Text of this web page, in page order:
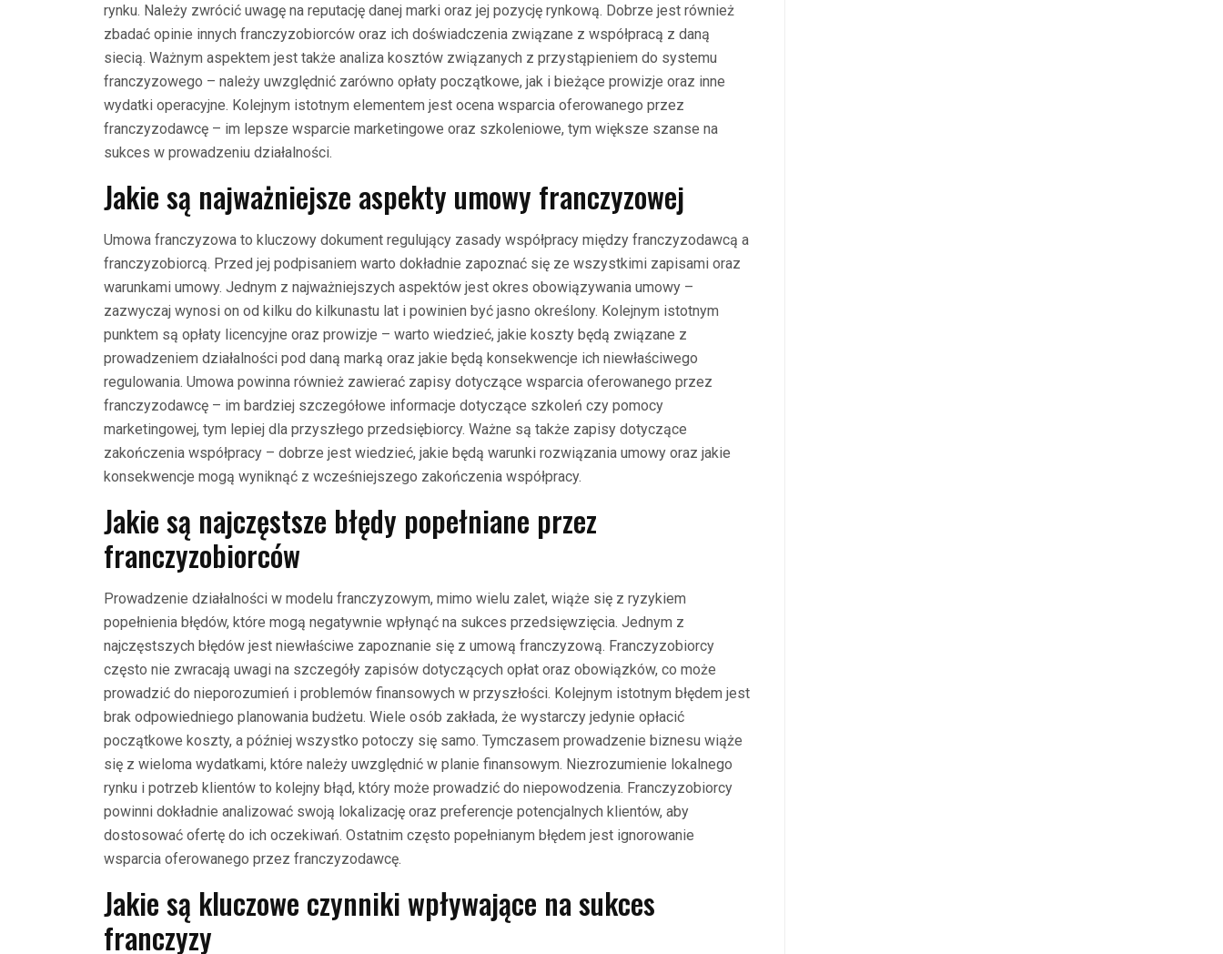
rynku. Należy zwrócić uwagę na reputację danej marki oraz jej pozycję rynkową. Dobrze jest również
zbadać opinie innych franczyzobiorców oraz ich doświadczenia związane z współpracą z daną
siecią. Ważnym aspektem jest także analiza kosztów związanych z przystąpieniem do systemu
franczyzowego – należy uwzględnić zarówno opłaty początkowe, jak i bieżące prowizje oraz inne
wydatki operacyjne. Kolejnym istotnym elementem jest ocena wsparcia oferowanego przez
franczyzodawcę – im lepsze wsparcie marketingowe oraz szkoleniowe, tym większe szanse na
sukces w prowadzeniu działalności.
Jakie są najważniejsze aspekty umowy franczyzowej
Umowa franczyzowa to kluczowy dokument regulujący zasady współpracy między franczyzodawcą a
franczyzobiorcą. Przed jej podpisaniem warto dokładnie zapoznać się ze wszystkimi zapisami oraz
warunkami umowy. Jednym z najważniejszych aspektów jest okres obowiązywania umowy –
zazwyczaj wynosi on od kilku do kilkunastu lat i powinien być jasno określony. Kolejnym istotnym
punktem są opłaty licencyjne oraz prowizje – warto wiedzieć, jakie koszty będą związane z
prowadzeniem działalności pod daną marką oraz jakie będą konsekwencje ich niewłaściwego
regulowania. Umowa powinna również zawierać zapisy dotyczące wsparcia oferowanego przez
franczyzodawcę – im bardziej szczegółowe informacje dotyczące szkoleń czy pomocy
marketingowej, tym lepiej dla przyszłego przedsiębiorcy. Ważne są także zapisy dotyczące
zakończenia współpracy – dobrze jest wiedzieć, jakie będą warunki rozwiązania umowy oraz jakie
konsekwencje mogą wyniknąć z wcześniejszego zakończenia współpracy.
Jakie są najczęstsze błędy popełniane przez
franczyzobiorców
Prowadzenie działalności w modelu franczyzowym, mimo wielu zalet, wiąże się z ryzykiem
popełnienia błędów, które mogą negatywnie wpłynąć na sukces przedsięwzięcia. Jednym z
najczęstszych błędów jest niewłaściwe zapoznanie się z umową franczyzową. Franczyzobiorcy
często nie zwracają uwagi na szczegóły zapisów dotyczących opłat oraz obowiązków, co może
prowadzić do nieporozumień i problemów finansowych w przyszłości. Kolejnym istotnym błędem jest
brak odpowiedniego planowania budżetu. Wiele osób zakłada, że wystarczy jedynie opłacić
początkowe koszty, a później wszystko potoczy się samo. Tymczasem prowadzenie biznesu wiąże
się z wieloma wydatkami, które należy uwzględnić w planie finansowym. Niezrozumienie lokalnego
rynku i potrzeb klientów to kolejny błąd, który może prowadzić do niepowodzenia. Franczyzobiorcy
powinni dokładnie analizować swoją lokalizację oraz preferencje potencjalnych klientów, aby
dostosować ofertę do ich oczekiwań. Ostatnim często popełnianym błędem jest ignorowanie
wsparcia oferowanego przez franczyzodawcę.
Jakie są kluczowe czynniki wpływające na sukces
franczyzy